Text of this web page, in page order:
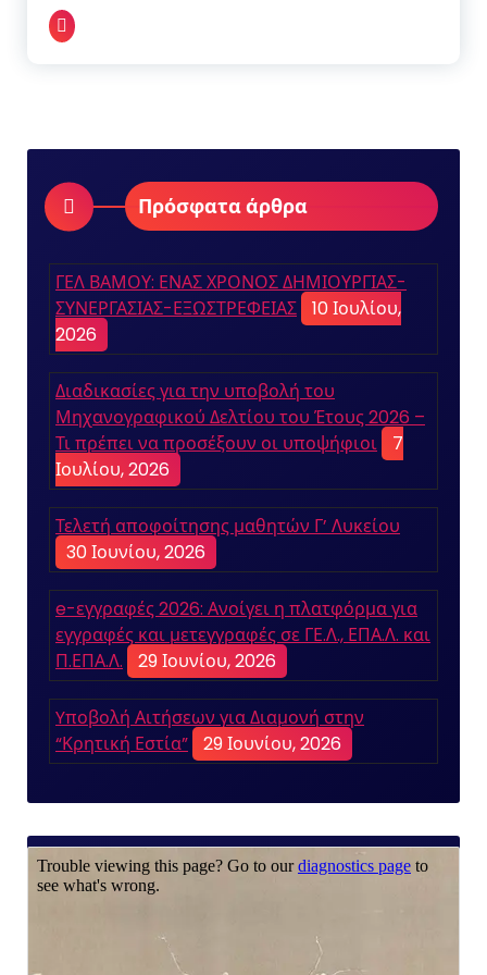
Πρόσφατα άρθρα
ΓΕΛ ΒΑΜΟΥ: ΕΝΑΣ ΧΡΟΝΟΣ ΔΗΜΙΟΥΡΓΙΑΣ-
ΣΥΝΕΡΓΑΣΙΑΣ-ΕΞΩΣΤΡΕΦΕΙΑΣ
10 Ιουλίου,
2026
Διαδικασίες για την υποβολή του
Μηχανογραφικού Δελτίου του Έτους 2026 –
Τι πρέπει να προσέξουν οι υποψήφιοι
7
Ιουλίου, 2026
Τελετή αποφοίτησης μαθητών Γ’ Λυκείου
30 Ιουνίου, 2026
e-εγγραφές 2026: Ανοίγει η πλατφόρμα για
εγγραφές και μετεγγραφές σε ΓΕ.Λ., ΕΠΑ.Λ. και
Π.ΕΠΑ.Λ.
29 Ιουνίου, 2026
Yποβολή Αιτήσεων για Διαμονή στην
“Κρητική Εστία”
29 Ιουνίου, 2026